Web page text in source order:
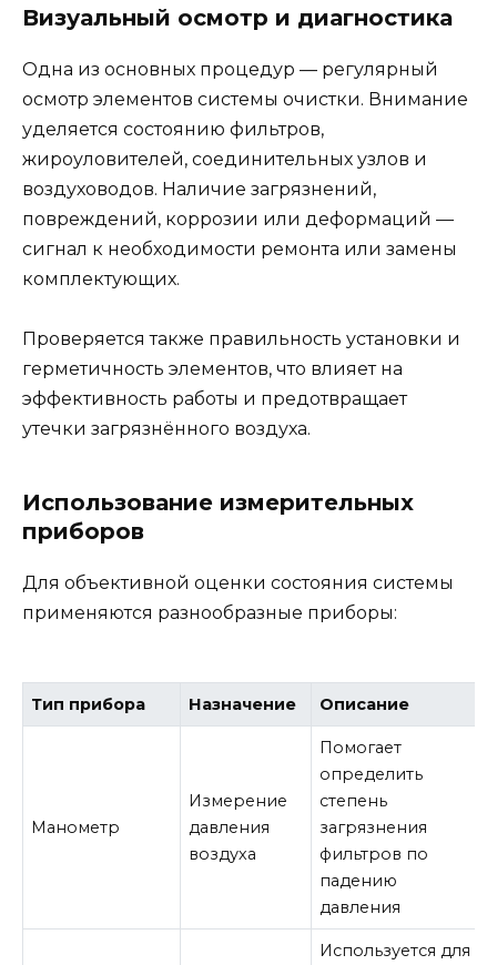
Визуальный осмотр и диагностика
Одна из основных процедур — регулярный
осмотр элементов системы очистки. Внимание
уделяется состоянию фильтров,
жироуловителей, соединительных узлов и
воздуховодов. Наличие загрязнений,
повреждений, коррозии или деформаций —
сигнал к необходимости ремонта или замены
комплектующих.
Проверяется также правильность установки и
герметичность элементов, что влияет на
эффективность работы и предотвращает
утечки загрязнённого воздуха.
Использование измерительных
приборов
Для объективной оценки состояния системы
применяются разнообразные приборы:
Тип прибора Назначение Описание
Манометр
Измерение
давления
воздуха
Помогает
определить
степень
загрязнения
фильтров по
падению
давления
Используется для